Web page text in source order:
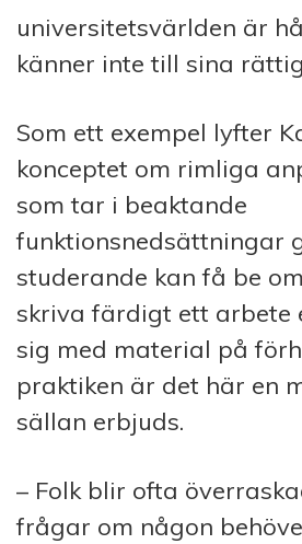
universitetsvärlden är
känner inte till sina
Som ett exempel lyfter
konceptet om rimliga
som tar i beaktande
funktionsnedsättningar
studerande kan få be
skriva färdigt ett arbete
sig med material på
praktiken är det här en
sällan erbjuds.
– Folk blir ofta
frågar om någon